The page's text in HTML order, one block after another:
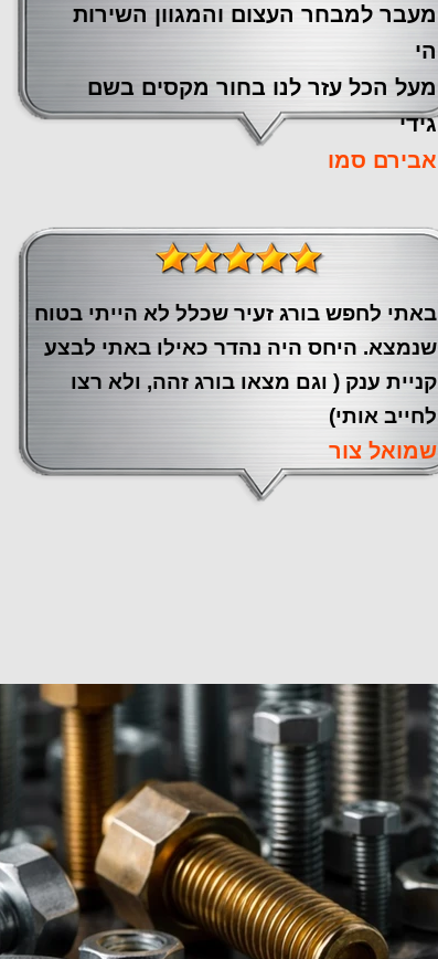
‏מעבר ‏למבחר העצום והמגוון השירות
הי
מעל הכל עזר לנו ‏בחור מקסים בשם
גידי
אבירם סמו
באתי לחפש בורג זעיר שכלל לא הייתי בטוח
שנמצא. היחס היה נהדר כאילו באתי לבצע
קניית ענק ( וגם מצאו בורג זהה, ולא רצו
לחייב אותי)
שמואל צור